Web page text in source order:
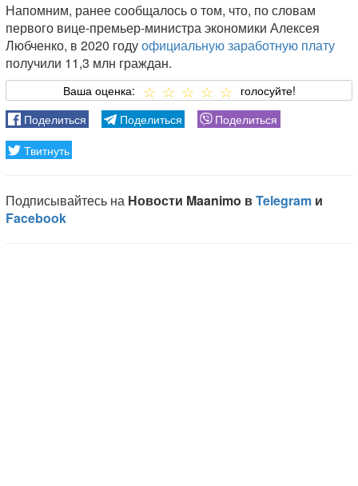
Напомним, ранее сообщалось о том, что, по словам
первого вице-премьер-министра экономики Алексея
Любченко, в 2020 годуофициальную заработную плату
получили 11,3 млн граждан.